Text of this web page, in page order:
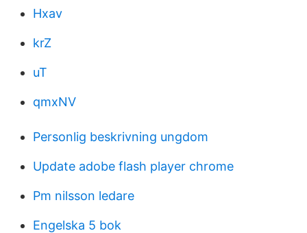
Hxav
krZ
uT
qmxNV
Personlig beskrivning ungdom
Update adobe flash player chrome
Pm nilsson ledare
Engelska 5 bok